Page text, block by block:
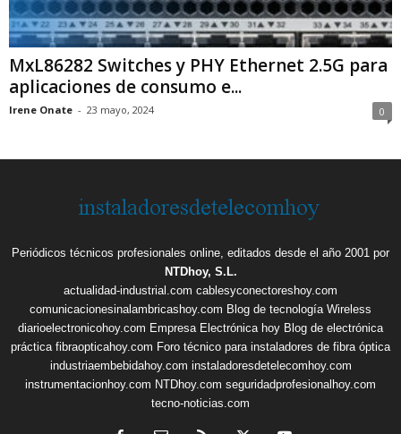
MxL86282 Switches y PHY Ethernet 2.5G para
aplicaciones de consumo e...
Irene Onate - 23 mayo, 2024 0
Periódicos técnicos profesionales online, editados desde el año 2001 por
NTDhoy, S.L.
actualidad-industrial.com cablesyconectoreshoy.com
comunicacionesinalambricashoy.com Blog de tecnología Wireless
diarioelectronicohoy.com Empresa Electrónica hoy Blog de electrónica
práctica fibraopticahoy.com Foro técnico para instaladores de fibra óptica
industriaembebidahoy.com instaladoresdetelecomhoy.com
instrumentacionhoy.com NTDhoy.com seguridadprofesionalhoy.com
tecno-noticias.com